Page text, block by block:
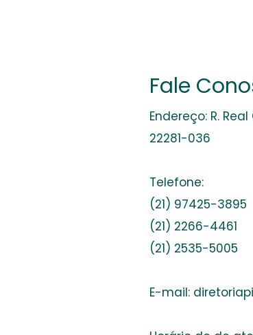
Fale
Endereço: R.
22281-036
Telefone:
(21) 97425-3895
(21) 2266-4461
(21) 2535-5005
E-mail: